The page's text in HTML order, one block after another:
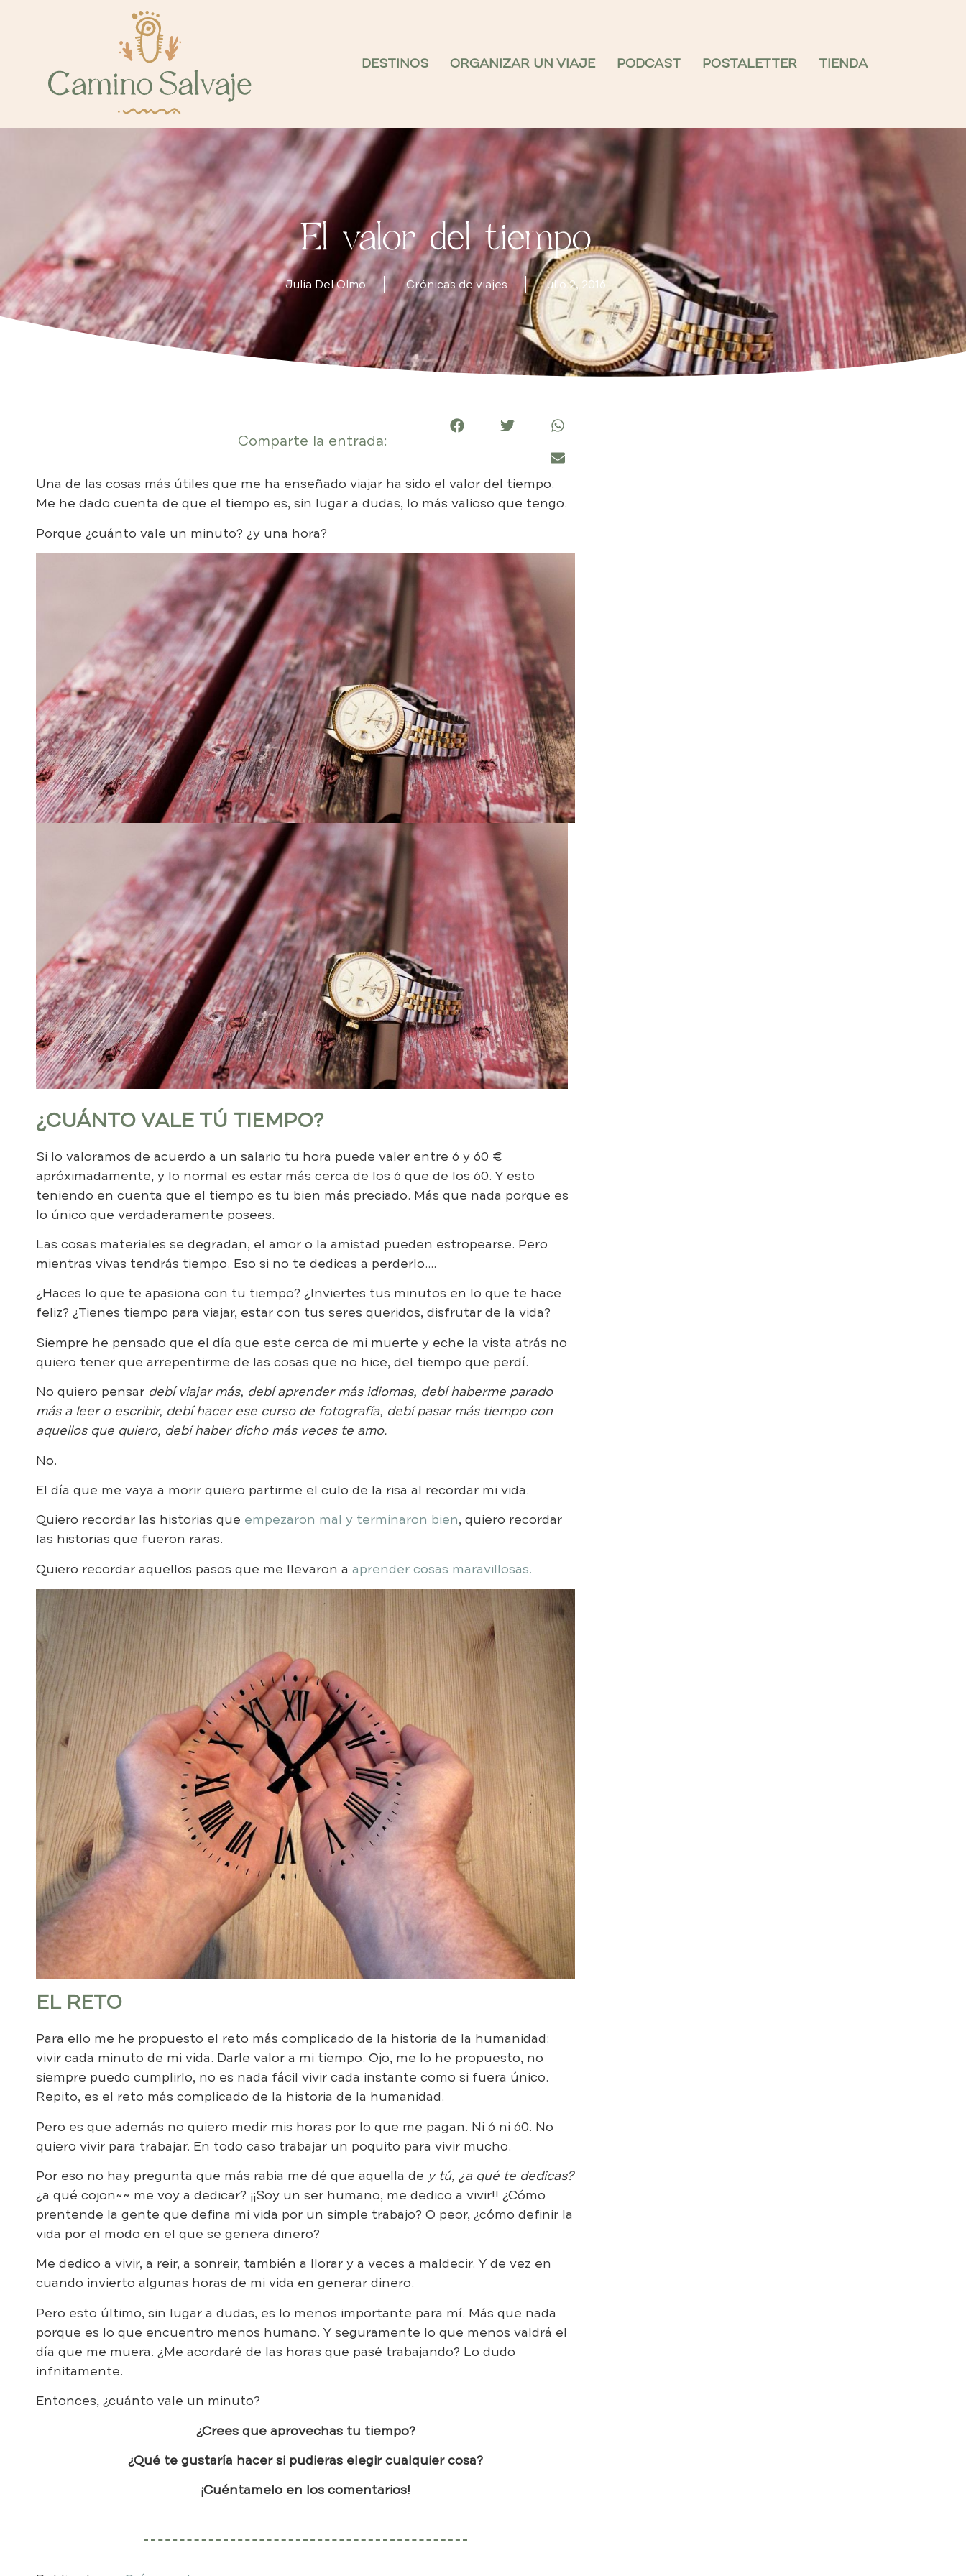
DESTINOS ORGANIZAR UN VIAJE PODCAST POSTALETTER TIENDA
El valor del tiempo
Julia Del Olmo Crónicas de viajes julio 2, 2016
Comparte la entrada:
Una de las cosas más útiles que me ha enseñado viajar ha sido el valor del tiempo.
Me he dado cuenta de que el tiempo es, sin lugar a dudas, lo más valioso que tengo.
Porque ¿cuánto vale un minuto? ¿y una hora?
¿CUÁNTO VALE TÚ TIEMPO?
Si lo valoramos de acuerdo a un salario tu hora puede valer entre 6 y 60 €
apróximadamente, y lo normal es estar más cerca de los 6 que de los 60. Y esto
teniendo en cuenta que el tiempo es tu bien más preciado. Más que nada porque es
lo único que verdaderamente posees.
Las cosas materiales se degradan, el amor o la amistad pueden estropearse. Pero
mientras vivas tendrás tiempo. Eso si no te dedicas a perderlo….
¿Haces lo que te apasiona con tu tiempo? ¿Inviertes tus minutos en lo que te hace
feliz? ¿Tienes tiempo para viajar, estar con tus seres queridos, disfrutar de la vida?
Siempre he pensado que el día que este cerca de mi muerte y eche la vista atrás no
quiero tener que arrepentirme de las cosas que no hice, del tiempo que perdí.
No quiero pensar debí viajar más, debí aprender más idiomas, debí haberme parado
más a leer o escribir, debí hacer ese curso de fotografía, debí pasar más tiempo con
aquellos que quiero, debí haber dicho más veces te amo.
No.
El día que me vaya a morir quiero partirme el culo de la risa al recordar mi vida.
Quiero recordar las historias que empezaron mal y terminaron bien, quiero recordar
las historias que fueron raras.
Quiero recordar aquellos pasos que me llevaron a aprender cosas maravillosas.
EL RETO
Para ello me he propuesto el reto más complicado de la historia de la humanidad:
vivir cada minuto de mi vida. Darle valor a mi tiempo. Ojo, me lo he propuesto, no
siempre puedo cumplirlo, no es nada fácil vivir cada instante como si fuera único.
Repito, es el reto más complicado de la historia de la humanidad.
Pero es que además no quiero medir mis horas por lo que me pagan. Ni 6 ni 60. No
quiero vivir para trabajar. En todo caso trabajar un poquito para vivir mucho.
Por eso no hay pregunta que más rabia me dé que aquella de y tú, ¿a qué te dedicas?
¿a qué cojon~~ me voy a dedicar? ¡¡Soy un ser humano, me dedico a vivir!! ¿Cómo
prentende la gente que defina mi vida por un simple trabajo? O peor, ¿cómo definir la
vida por el modo en el que se genera dinero?
Me dedico a vivir, a reir, a sonreir, también a llorar y a veces a maldecir. Y de vez en
cuando invierto algunas horas de mi vida en generar dinero.
Pero esto último, sin lugar a dudas, es lo menos importante para mí. Más que nada
porque es lo que encuentro menos humano. Y seguramente lo que menos valdrá el
día que me muera. ¿Me acordaré de las horas que pasé trabajando? Lo dudo
infnitamente.
Entonces, ¿cuánto vale un minuto?
¿Crees que aprovechas tu tiempo?
¿Qué te gustaría hacer si pudieras elegir cualquier cosa?
¡Cuéntamelo en los comentarios!